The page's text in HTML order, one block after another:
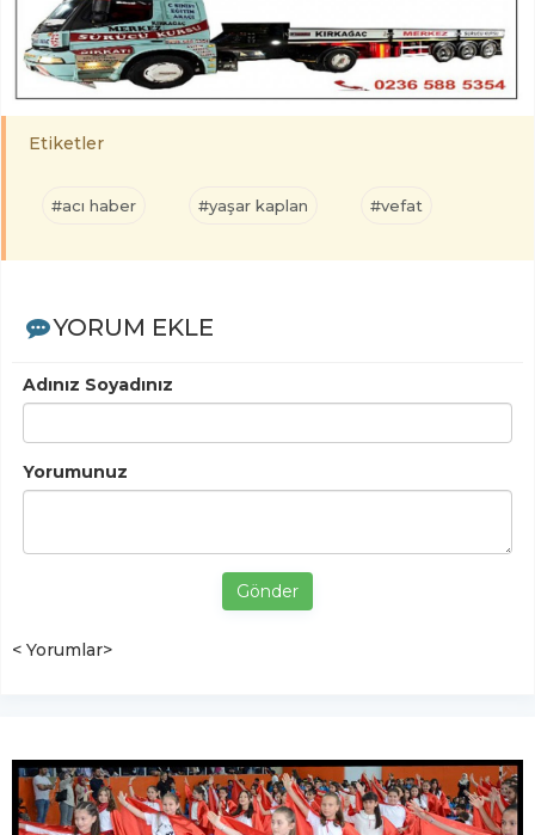
Etiketler
#acı haber #yaşar kaplan #vefat
YORUM EKLE
Adınız Soyadınız
Yorumunuz
Gönder
< Yorumlar>